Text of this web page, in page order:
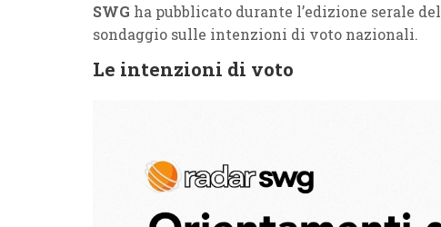
SWG ha pubblicato durante l’edizione serale del
sondaggio sulle intenzioni di voto nazionali.
Le intenzioni di voto